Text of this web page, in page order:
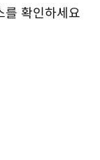
확인하세요